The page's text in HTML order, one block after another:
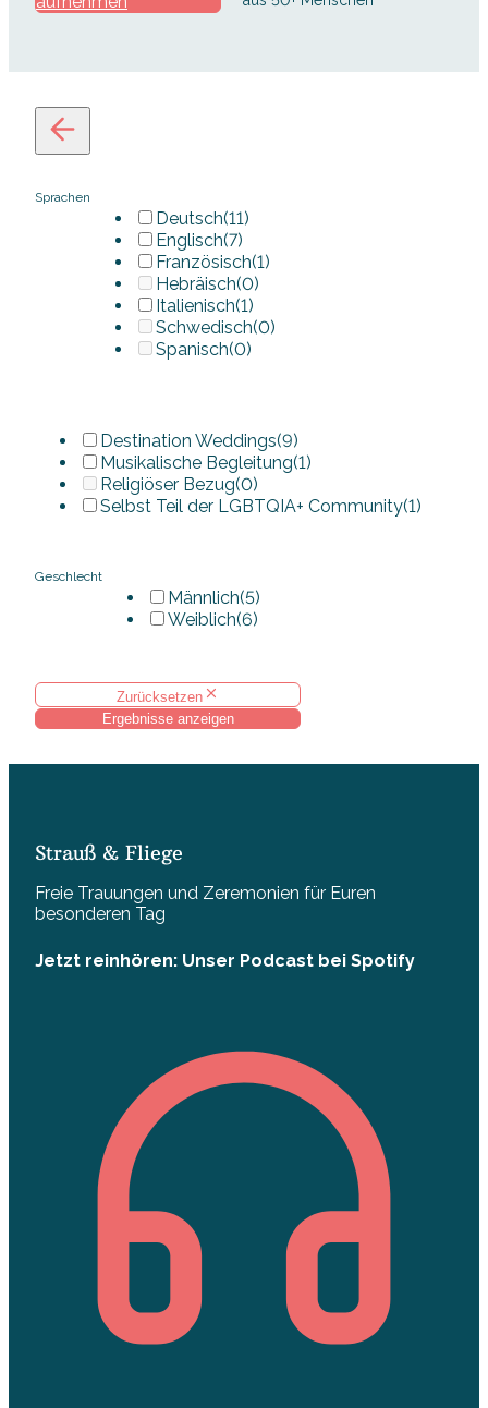
Sprachen
Deutsch(11)
Englisch(7)
Französisch(1)
Hebräisch(0)
Italienisch(1)
Schwedisch(0)
Spanisch(0)
Destination Weddings(9)
Musikalische Begleitung(1)
Religiöser Bezug(0)
Selbst Teil der LGBTQIA+ Community(1)
Geschlecht
Männlich(5)
Weiblich(6)
Zurücksetzen
Ergebnisse anzeigen
Strauß & Fliege
Freie Trauungen und Zeremonien für Euren
besonderen Tag
Jetzt reinhören: Unser Podcast bei Spotify